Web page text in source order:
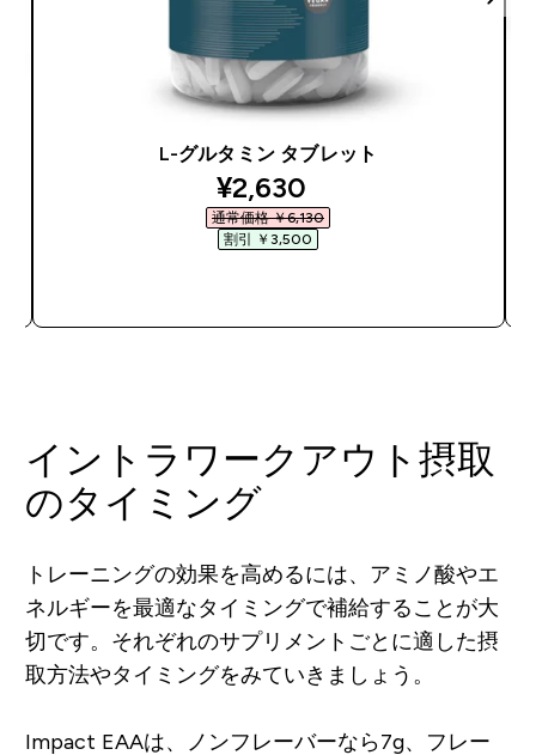
L-グルタミン タブレット
discounted price
¥2,630‎
通常価格 ￥6,130‎
割引 ￥3,500‎
イントラワークアウト摂取
のタイミング
トレーニングの効果を高めるには、アミノ酸やエ
ネルギーを最適なタイミングで補給することが大
切です。それぞれのサプリメントごとに適した摂
取方法やタイミングをみていきましょう。
Impact EAAは、ノンフレーバーなら7g、フレー